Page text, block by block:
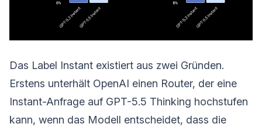
Das Label Instant existiert aus zwei Gründen.
Erstens unterhält OpenAI einen Router, der eine
Instant-Anfrage auf GPT-5.5 Thinking hochstufen
kann, wenn das Modell entscheidet, dass die